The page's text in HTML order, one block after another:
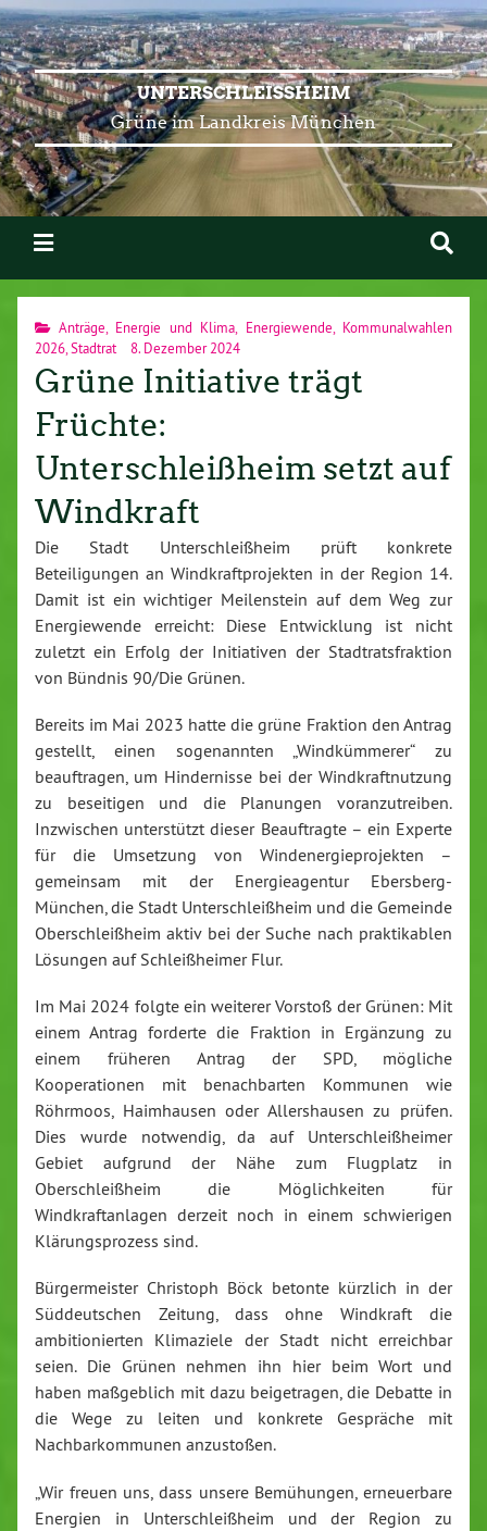
UNTERSCHLEISSHEIM
Grüne im Landkreis München
Anträge Energie und Klima Energiewende
Kommunalwahlen
2026 Stadtrat 8. Dezember 2024
Grüne Initiative trägt
Früchte:
Unterschleißheim setzt auf
Windkraft
Die Stadt Unterschleißheim prüft konkrete
Beteiligungen an Windkraftprojekten in der Region 14.
Damit ist ein wichtiger Meilenstein auf dem Weg zur
Energiewende erreicht: Diese Entwicklung ist nicht
zuletzt ein Erfolg der Initiativen der Stadtratsfraktion
von Bündnis 90/Die Grünen.
Bereits im Mai 2023 hatte die grüne Fraktion den Antrag
gestellt, einen sogenannten „Windkümmerer“ zu
beauftragen, um Hindernisse bei der Windkraftnutzung
zu beseitigen und die Planungen voranzutreiben.
Inzwischen unterstützt dieser Beauftragte – ein Experte
für die Umsetzung von Windenergieprojekten –
gemeinsam mit der Energieagentur Ebersberg-
München, die Stadt Unterschleißheim und die Gemeinde
Oberschleißheim aktiv bei der Suche nach praktikablen
Lösungen auf Schleißheimer Flur.
Im Mai 2024 folgte ein weiterer Vorstoß der Grünen: Mit
einem Antrag forderte die Fraktion in Ergänzung zu
einem früheren Antrag der SPD, mögliche
Kooperationen mit benachbarten Kommunen wie
Röhrmoos, Haimhausen oder Allershausen zu prüfen.
Dies wurde notwendig, da auf Unterschleißheimer
Gebiet aufgrund der Nähe zum Flugplatz in
Oberschleißheim die Möglichkeiten für
Windkraftanlagen derzeit noch in einem schwierigen
Klärungsprozess sind.
Bürgermeister Christoph Böck betonte kürzlich in der
Süddeutschen Zeitung, dass ohne Windkraft die
ambitionierten Klimaziele der Stadt nicht erreichbar
seien. Die Grünen nehmen ihn hier beim Wort und
haben maßgeblich mit dazu beigetragen, die Debatte in
die Wege zu leiten und konkrete Gespräche mit
Nachbarkommunen anzustoßen.
„Wir freuen uns, dass unsere Bemühungen, erneuerbare
Energien in Unterschleißheim und der Region zu